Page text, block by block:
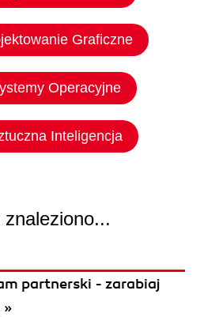
Graficzne
Operacyjne
Inteligencja
znaleziono...
partnerski - zarabiaj
»